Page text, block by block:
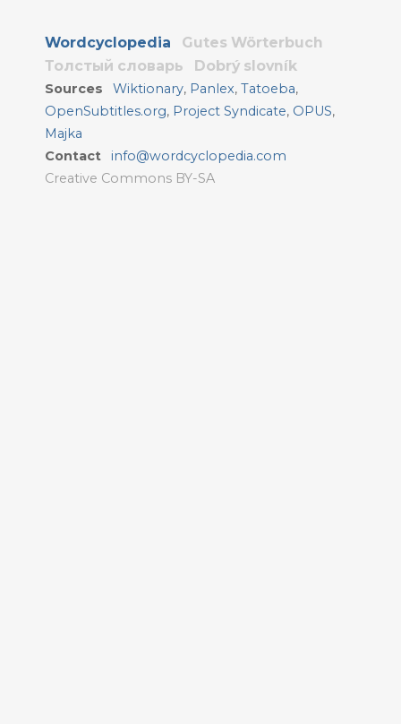
Wordcyclopedia
Gutes Wörterbuch
Толстый словарь
Dobrý slovník
Sources Wiktionary, Panlex,Tatoeba,
OpenSubtitles.org, Project Syndicate, OPUS,
Majka
Contact
info@wordcyclopedia.com
Creative Commons BY-SA